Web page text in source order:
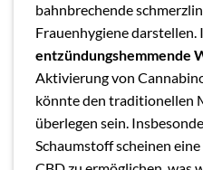
bahnbrechende
Frauenhygiene darstellen.
entzündungshemmende
Aktivierung von
könnte den traditionellen
überlegen sein.
Schaumstoff scheinen